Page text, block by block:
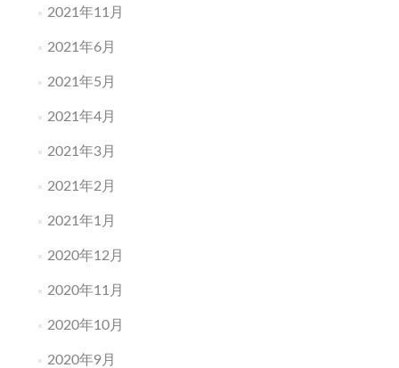
2021年11月
2021年6月
2021年5月
2021年4月
2021年3月
2021年2月
2021年1月
2020年12月
2020年11月
2020年10月
2020年9月